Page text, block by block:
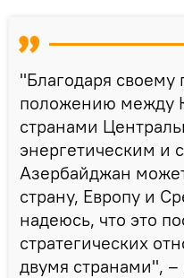
"Благодаря своему
положению между
странами
энергетическим и
Азербайджан
страну, Европу и
надеюсь, что это
стратегических
двумя странами", –